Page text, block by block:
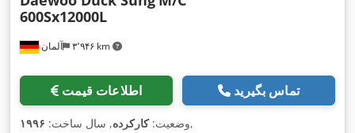
آلمان ۳٬۹۴۶ km
600Sx12000L
اطلاعات قیمت تماس بگیرید
وضعیت:کارکرده, سال ساخت: ۱۹۹۶ ,